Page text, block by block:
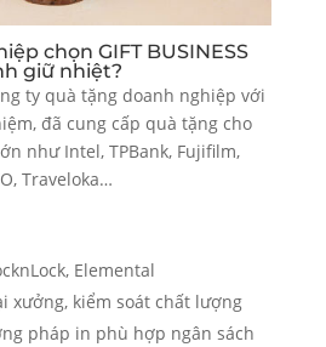
chọn GIFT BUSINESS
giữ nhiệt?
ty quà tặng doanh nghiệp với
đã cung cấp quà tặng cho
như Intel, TPBank, Fujifilm,
Traveloka…
Elemental
xưởng, kiểm soát chất lượng
pháp in phù hợp ngân sách